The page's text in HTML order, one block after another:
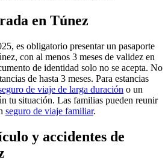
en Túnez
es obligatorio presentar un pasaporte
con al menos 3 meses de validez en
de identidad solo no se acepta. No
de hasta 3 meses. Para estancias
de viaje de larga duración o un
tu situación. Las familias pueden reunir
seguro de viaje familiar.
y accidentes de